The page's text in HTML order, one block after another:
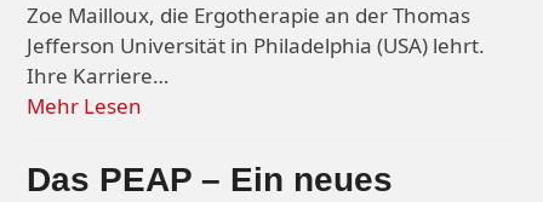
Zoe Mailloux, die Ergotherapie an der Thomas
Jefferson Universität in Philadelphia (USA) lehrt.
Ihre Karriere…
Mehr Lesen
Das PEAP – Ein neues